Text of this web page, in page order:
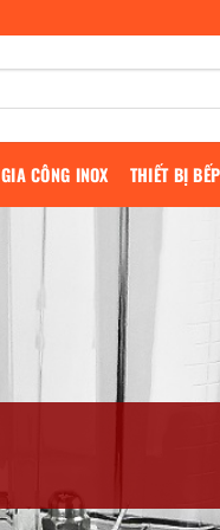
GIA CÔNG INOX THIẾT BỊ